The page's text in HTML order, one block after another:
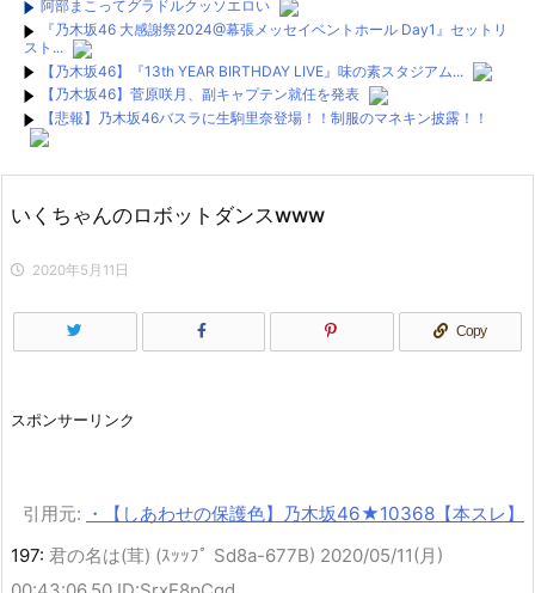
阿部まこってグラドルクッソエロい
『乃木坂46 大感謝祭2024@幕張メッセイベントホール Day1』セットリ
スト...
【乃木坂46】『13th YEAR BIRTHDAY LIVE』味の素スタジアム...
【乃木坂46】菅原咲月、副キャプテン就任を発表
【悲報】乃木坂46バスラに生駒里奈登場！！制服のマネキン披露！！
お！！！！！！
ｗｗｗｗｗ
重要な情報
【暴露1】当サイト管理人より閉鎖に至った経緯とまとめサイトに関する
筒井あやめの『脇肉』コレクション、大変なことになってるって... NEW!
西野七瀬ちゃんのクサそうな脇、大変なことになってるって...
いくちゃんのロボットダンスwww
2020年5月11日
Copy
スポンサーリンク
引用元: ・【しあわせの保護色】乃木坂46★10368【本スレ】
197: 君の名は(茸) (ｽｯｯﾌﾟ Sd8a-677B) 2020/05/11(月)